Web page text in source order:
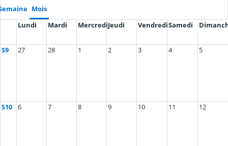
Mois
Lundi
Mardi MercrediJeudi VendrediSamedi
S9 27 28 1 2 3 4 5
S10 6 7 8 9 10 11 12